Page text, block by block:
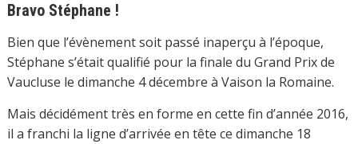
Bravo Stéphane !
Bien que l’évènement soit passé inaperçu à l’époque,
Stéphane s’était qualifié pour la finale du Grand Prix de
Vaucluse le dimanche 4 décembre à Vaison la Romaine.
Mais décidément très en forme en cette fin d’année 2016,
il a franchi la ligne d’arrivée en tête ce dimanche 18